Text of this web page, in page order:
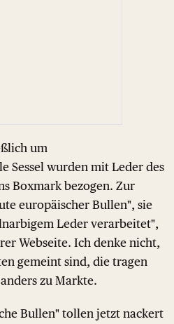
um
Sessel wurden mit Leder des
Boxmark bezogen. Zur
europäischer Bullen", sie
Leder verarbeitet",
Webseite. Ich denke nicht,
gemeint sind, die tragen
zu Markte.
Bullen" tollen jetzt nackert